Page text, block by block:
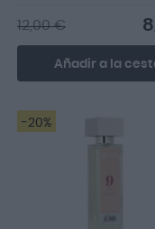
Spray 150ml
12,00 €
Añadir a la
-20%